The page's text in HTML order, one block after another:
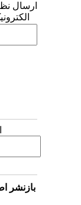
ارسال
بازنشر